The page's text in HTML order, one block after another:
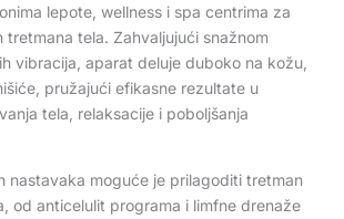
lepote, wellness i spa centrima za
tretmana tela. Zahvaljujući snažnom
vibracija, aparat deluje duboko na kožu,
pružajući efikasne rezultate u
tela, relaksacije i poboljšanja
nastavaka moguće je prilagoditi tretman
od anticelulit programa i limfne drenaže